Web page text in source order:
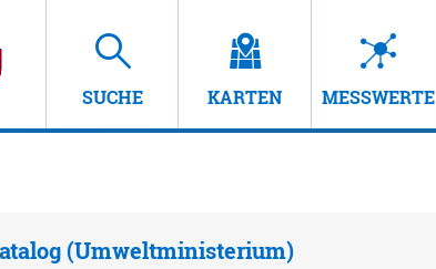
SUCHE KARTEN MESSWERTE
(Umweltministerium)